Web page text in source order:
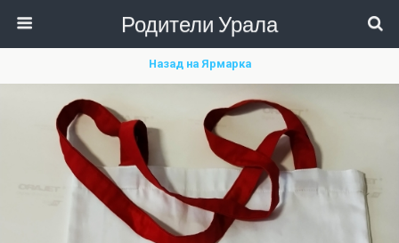
Родители Урала
Назад на Ярмарка